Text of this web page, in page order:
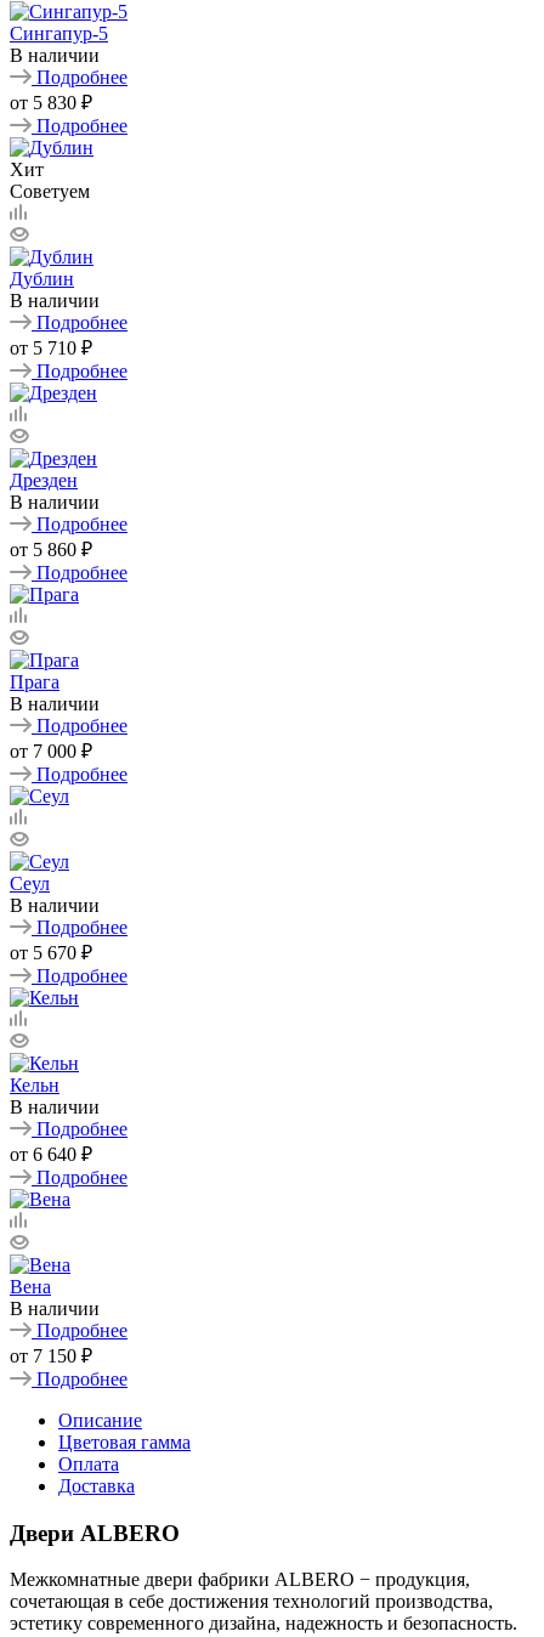
Сингапур-5
В наличии
Подробнее
от 5 830 ₽
Подробнее
Хит
Советуем
Дублин
В наличии
Подробнее
от 5 710 ₽
Подробнее
Дрезден
В наличии
Подробнее
от 5 860 ₽
Подробнее
Прага
В наличии
Подробнее
от 7 000 ₽
Подробнее
Сеул
В наличии
Подробнее
от 5 670 ₽
Подробнее
Кельн
В наличии
Подробнее
от 6 640 ₽
Подробнее
Вена
В наличии
Подробнее
от 7 150 ₽
Подробнее
Описание
Цветовая гамма
Оплата
Доставка
Двери ALBERO
Межкомнатные двери фабрики ALBERO − продукция,
сочетающая в себе достижения технологий производства,
эстетику современного дизайна, надежность и безопасность.